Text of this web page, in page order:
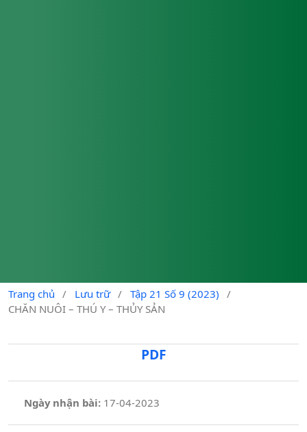
Trang chủ / Lưu trữ / Tập 21 Số 9 (2023)
/
CHĂN NUÔI – THÚ Y – THỦY SẢN
PDF
Ngày nhận bài: 17-04-2023